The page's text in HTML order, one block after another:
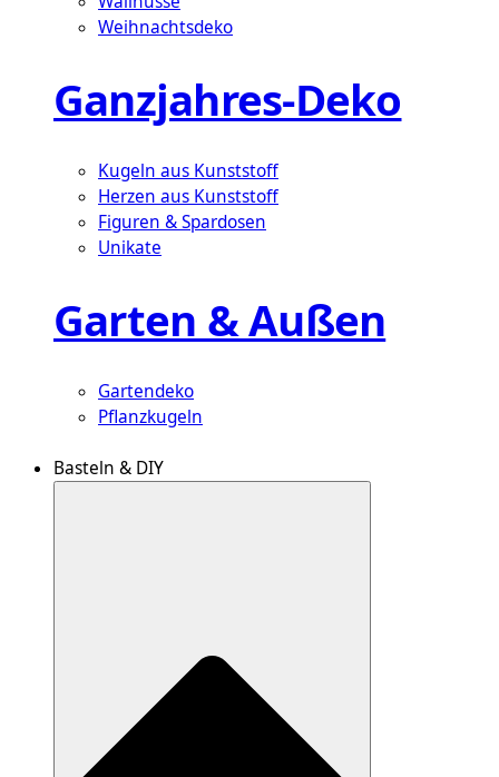
Weihnachtsdeko
Ganzjahres-Deko
Kugeln aus Kunststoff
Herzen aus Kunststoff
Figuren & Spardosen
Unikate
Garten & Außen
Gartendeko
Pflanzkugeln
Basteln & DIY